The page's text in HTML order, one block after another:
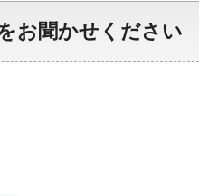
お聞かせください